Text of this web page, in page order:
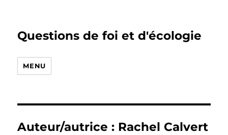
Questions de foi et d'écologie
MENU
Auteur/autrice : Rachel Calvert